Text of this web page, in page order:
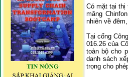
Có mặt tại
măng
nhiên về
Tại cổng
016.26 của
toàn bộ cho
danh sách
trọng cho